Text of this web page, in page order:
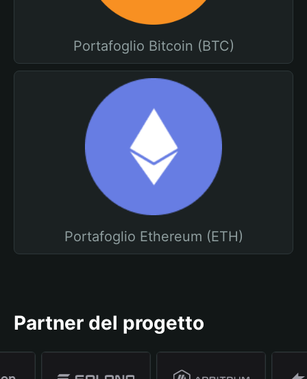
Portafoglio Bitcoin (BTC)
Portafoglio Ethereum (ETH)
Partner del progetto